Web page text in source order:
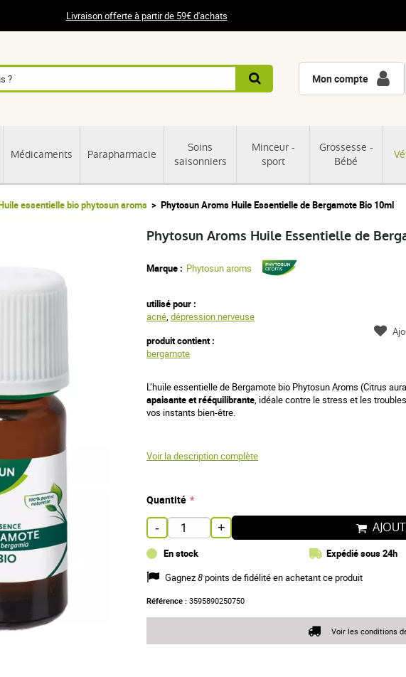
Livraison offerte à partir de 59€ d'achats
Médicaments Parapharmacie
Soins
saisonniers
Minceur -
sport
Grossesse -
Bébé
Mon compte
essentielle bio phytosun aroms Phytosun Aroms Huile Essentielle de Bergamote Bio 10ml
Phytosun Aroms Huile Essentielle de
Marque : Phytosun aroms
utilisé pour :
acné, dépression nerveuse
produit contient :
bergamote
L’huile essentielle de Bergamote bio Phytosun Aroms (Citrus
apaisante et rééquilibrante, idéale contre le stress et les
vos instants bien-être.
Voir la description complète
Quantité
- +
En stock Expédié sous 24h
Référence : 3595890250750
Gagnez8points de fidélité en achetant ce produit
Voir les conditions